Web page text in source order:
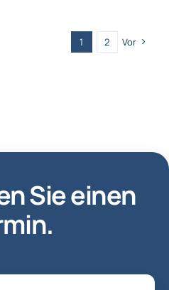
1 2 Vor
Sie einen